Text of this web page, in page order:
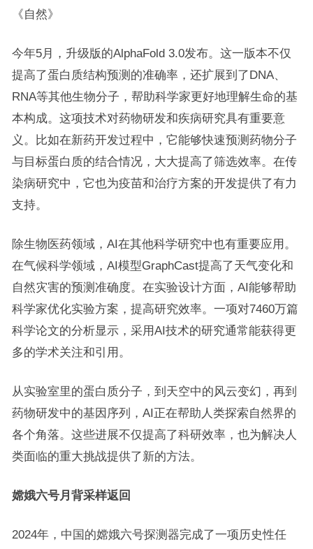
《自然》
今年5月，升级版的AlphaFold 3.0发布。这一版本不仅
提高了蛋白质结构预测的准确率，还扩展到了DNA、
RNA等其他生物分子，帮助科学家更好地理解生命的基
本构成。这项技术对药物研发和疾病研究具有重要意
义。比如在新药开发过程中，它能够快速预测药物分子
与目标蛋白质的结合情况，大大提高了筛选效率。在传
染病研究中，它也为疫苗和治疗方案的开发提供了有力
支持。
除生物医药领域，AI在其他科学研究中也有重要应用。
在气候科学领域，AI模型GraphCast提高了天气变化和
自然灾害的预测准确度。在实验设计方面，AI能够帮助
科学家优化实验方案，提高研究效率。一项对7460万篇
科学论文的分析显示，采用AI技术的研究通常能获得更
多的学术关注和引用。
从实验室里的蛋白质分子，到天空中的风云变幻，再到
药物研发中的基因序列，AI正在帮助人类探索自然界的
各个角落。这些进展不仅提高了科研效率，也为解决人
类面临的重大挑战提供了新的方法。
嫦娥六号月背采样返回
2024年，中国的嫦娥六号探测器完成了一项历史性任